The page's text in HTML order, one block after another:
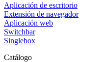
Aplicación de escritorio
Extensión de navegador
Aplicación web
Switchbar
Singlebox
Catálogo